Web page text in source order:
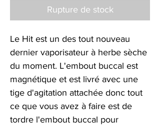
Rupture de stock
Le Hit est un des tout nouveau
dernier vaporisateur à herbe sèche
du moment. L'embout buccal est
magnétique et est livré avec une
tige d'agitation attachée donc tout
ce que vous avez à faire est de
tordre l'embout buccal pour